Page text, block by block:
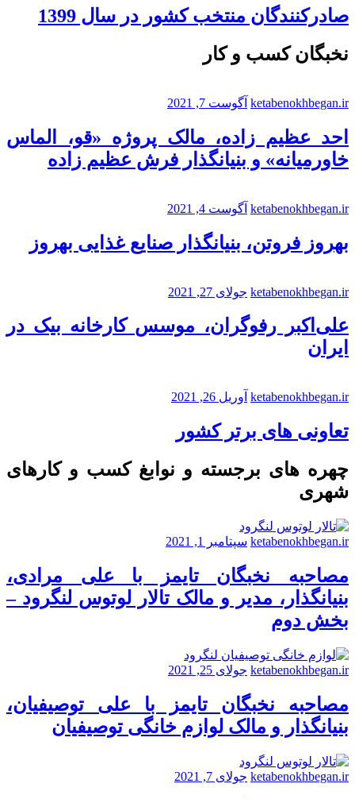
صادرکنندگان منتخب کشور در سال 1399
نخبگان کسب و کار
ketabenokhbegan.ir آگوست 7, 2021
احد عظیم زاده، مالک پروژه «قو، الماس
خاورمیانه» و بنیانگذار فرش عظیم زاده
ketabenokhbegan.ir آگوست 4, 2021
بهروز فروتن، بنیانگذار صنایع غذایی بهروز
ketabenokhbegan.ir جولای 27, 2021
علی‌اکبر رفوگران، موسس کارخانه بیک در
ایران
ketabenokhbegan.ir آوریل 26, 2021
تعاونی های برتر کشور
چهره های برجسته و نوابغ کسب و کارهای
شهری
ketabenokhbegan.ir سپتامبر 1, 2021
مصاحبه نخبگان تایمز با علی مرادی،
بنیانگذار، مدیر و مالک تالار لوتوس لنگرود –
بخش دوم
ketabenokhbegan.ir جولای 25, 2021
مصاحبه نخبگان تایمز با علی توصیفیان،
بنیانگذار و مالک لوازم خانگی توصیفیان
ketabenokhbegan.ir جولای 7, 2021